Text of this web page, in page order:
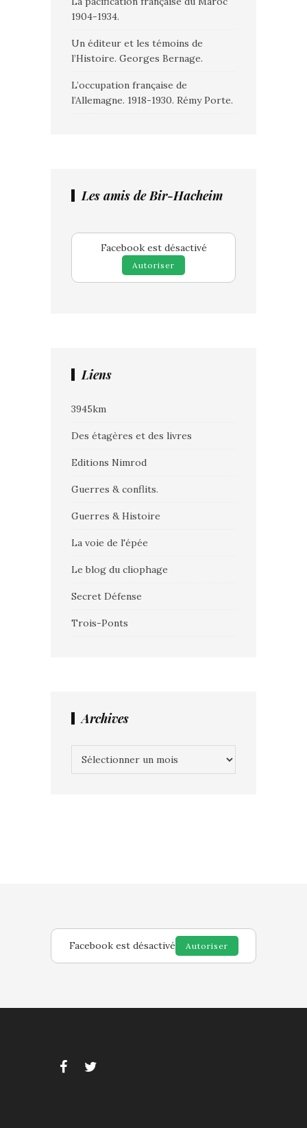
1904-1934.
Un éditeur et les témoins de
l’Histoire. Georges Bernage.
L’occupation française de
l’Allemagne. 1918-1930. Rémy Porte.
Les amis de Bir-Hacheim
Facebook est désactivé
Autoriser
Liens
3945km
Des étagères et des livres
Editions Nimrod
Guerres & conflits.
Guerres & Histoire
La voie de l'épée
Le blog du cliophage
Secret Défense
Trois-Ponts
Archives
Facebook est désactivé Autoriser